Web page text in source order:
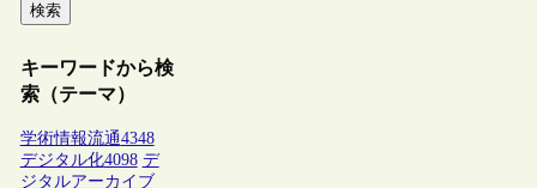
検索
キーワードから検
索（テーマ）
学術情報流通4348
デジタル化4098 デ
ジタルアーカイブ